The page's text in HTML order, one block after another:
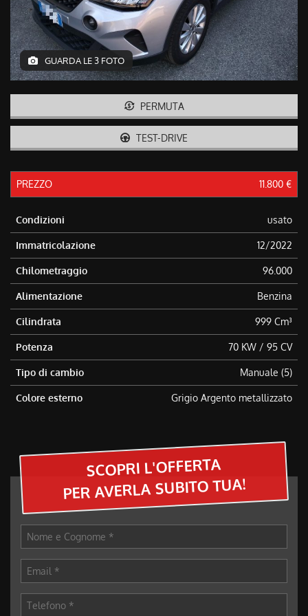
GUARDA LE 3 FOTO
PERMUTA
TEST-DRIVE
PREZZO 11.800 €
Condizioni usato
Immatricolazione 12/2022
Chilometraggio 96.000
Alimentazione Benzina
Cilindrata 999 Cm³
Potenza 70 KW / 95 CV
Tipo di cambio Manuale (5)
Colore esterno Grigio Argento metallizzato
SCOPRI L'OFFERTA
PER AVERLA SUBITO TUA!
tracciamento
che
adottiamo
per
offrire
le
svolgere
le
seguito
descritte.
Per
maggiori
sull'utilità
e
funzionamento
di
questi
strumenti
di
tracciamento
si
rimanda
alla
rivedere
e
modificare
le
tue
scelte
momento.